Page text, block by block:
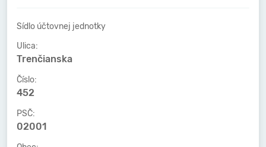
Sídlo účtovnej jednotky
Ulica:
Trenčianska
Číslo:
452
PSČ:
02001